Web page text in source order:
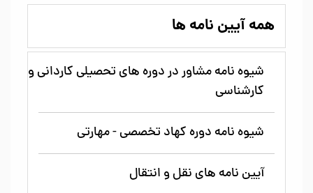
همه آیین نامه ها
شیوه نامه مشاور در دوره های تحصیلی کاردانی و
کارشناسی
شیوه نامه دوره کهاد تخصصی - مهارتی
آیین نامه های نقل و انتقال